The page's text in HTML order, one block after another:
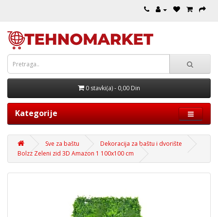
0 stavki(a) - 0,00 Din
Kategorije
Sve za baštu
Dekoracija za baštu i dvorište
Bolzz Zeleni zid 3D Amazon 1 100x100 cm